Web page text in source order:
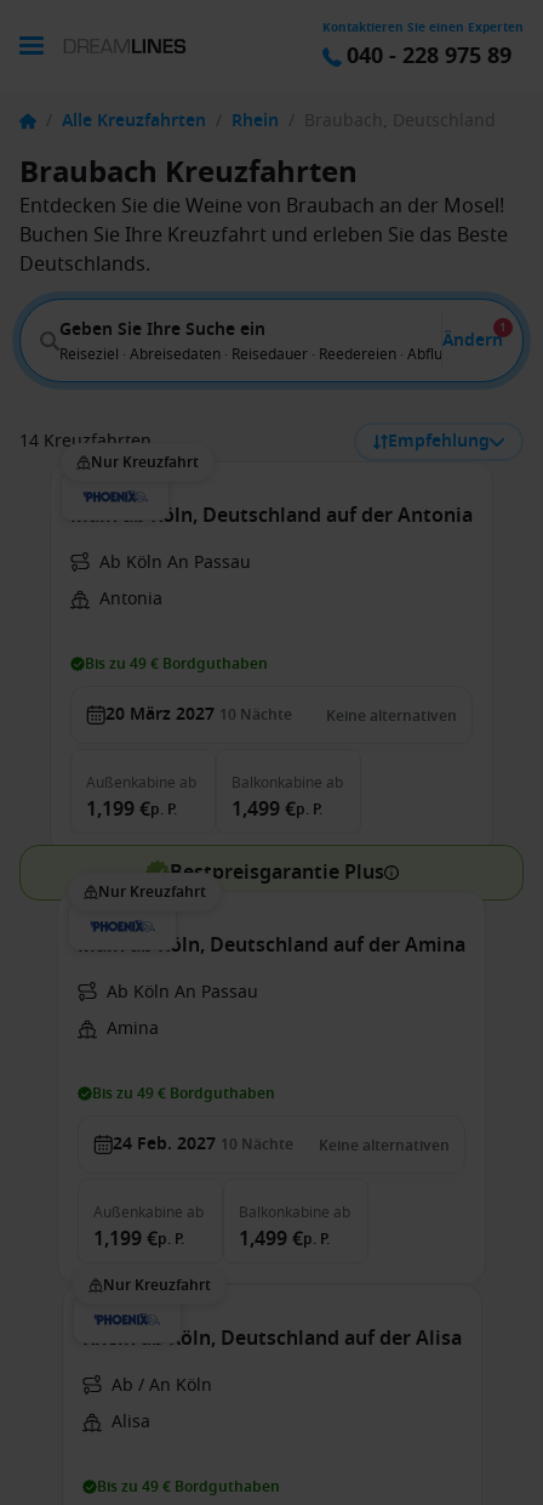
Kontaktieren Sie einen Experten
040 - 228 975 89
/ Alle Kreuzfahrten / Rhein / Braubach, Deutschland
Braubach Kreuzfahrten
Entdecken Sie die Weine von Braubach an der Mosel!
Buchen Sie Ihre Kreuzfahrt und erleben Sie das Beste
Deutschlands.
Geben Sie Ihre Suche ein
Reiseziel · Abreisedaten · Reisedauer · Reedereien · Abflug von
Ändern
1
14 Kreuzfahrten Empfehlung
Nur Kreuzfahrt
Main ab Köln, Deutschland auf der Antonia
Ab Köln An Passau
Antonia
Bis zu 49 € Bordguthaben
20 März 2027 10 Nächte Keine alternativen
Außenkabine ab
1,199 €p. P.
Balkonkabine ab
1,499 €p. P.
Bestpreisgarantie Plus
Nur Kreuzfahrt
Main ab Köln, Deutschland auf der Amina
Ab Köln An Passau
Amina
Bis zu 49 € Bordguthaben
24 Feb. 2027 10 Nächte Keine alternativen
Außenkabine ab
1,199 €p. P.
Balkonkabine ab
1,499 €p. P.
Nur Kreuzfahrt
Rhein ab Köln, Deutschland auf der Alisa
Ab / An Köln
Alisa
Bis zu 49 € Bordguthaben